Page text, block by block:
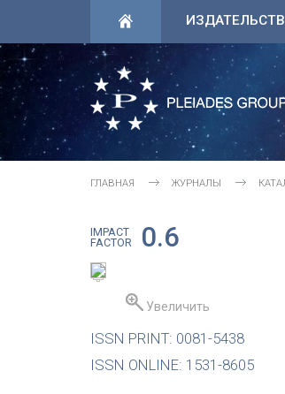
ГЛАВНАЯ ЖУРНАЛЫ
IMPACT
FACTOR
0.6
Увеличить
ISSN PRINT: 0081-5438
ISSN ONLINE: 1531-8605